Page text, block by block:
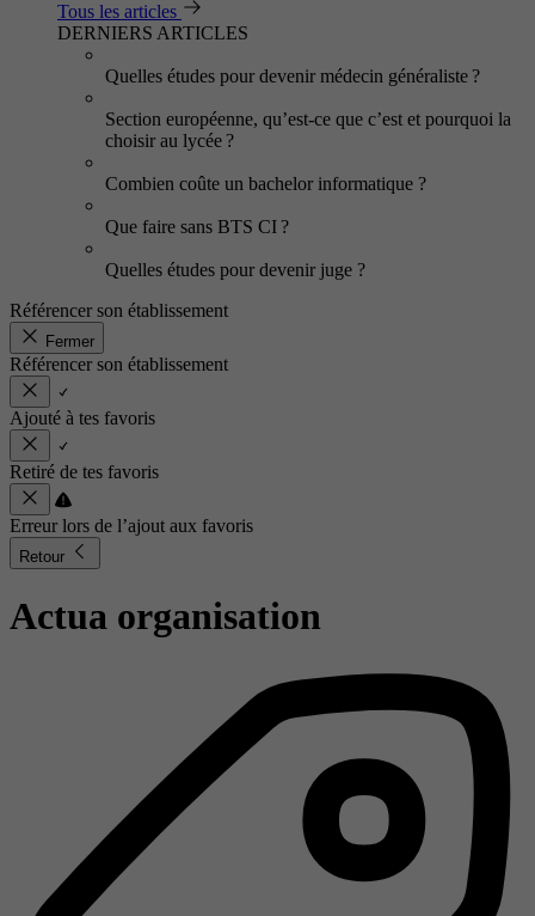
Tous les articles
DERNIERS ARTICLES
Quelles études pour devenir médecin généraliste ?
Section européenne, qu’est-ce que c’est et pourquoi la
choisir au lycée ?
Combien coûte un bachelor informatique ?
Que faire sans BTS CI ?
Quelles études pour devenir juge ?
Référencer son établissement
Fermer
Référencer son établissement
Ajouté à tes favoris
Retiré de tes favoris
Erreur lors de l’ajout aux favoris
Retour
Actua organisation